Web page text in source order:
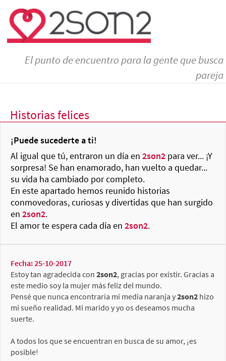
El punto de encuentro para la gente que busca
pareja
Historias felices
¡Puede sucederte a ti!
Al igual que tú, entraron un día en 2son2 para ver... ¡Y
sorpresa! Se han enamorado, han vuelto a quedar...
su vida ha cambiado por completo.
En este apartado hemos reunido historias
conmovedoras, curiosas y divertidas que han surgido
en 2son2.
El amor te espera cada día en 2son2.
Fecha: 25-10-2017
Estoy tan agradecida con 2son2, gracias por existir. Gracias a
este medio soy la mujer más feliz del mundo.
Pensé que nunca encontraría mi media naranja y2son2 hizo
mi sueño realidad. Mi marido y yo os deseamos mucha
suerte.
A todos los que se encuentran en busca de su amor, ¡es
posible!